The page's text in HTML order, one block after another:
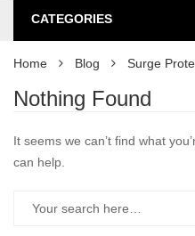
CATEGORIES
Home Blog Surge
Nothing Found
It seems we can’t find what
can help.